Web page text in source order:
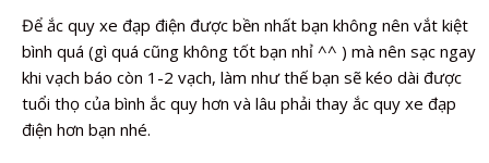
Để ắc quy xe đạp điện được bền nhất bạn không nên vắt kiệt
bình quá (gì quá cũng không tốt bạn nhỉ ^^ ) mà nên sạc ngay
khi vạch báo còn 1-2 vạch, làm như thế bạn sẽ kéo dài được
tuổi thọ của bình ắc quy hơn và lâu phải thay ắc quy xe đạp
điện hơn bạn nhé.